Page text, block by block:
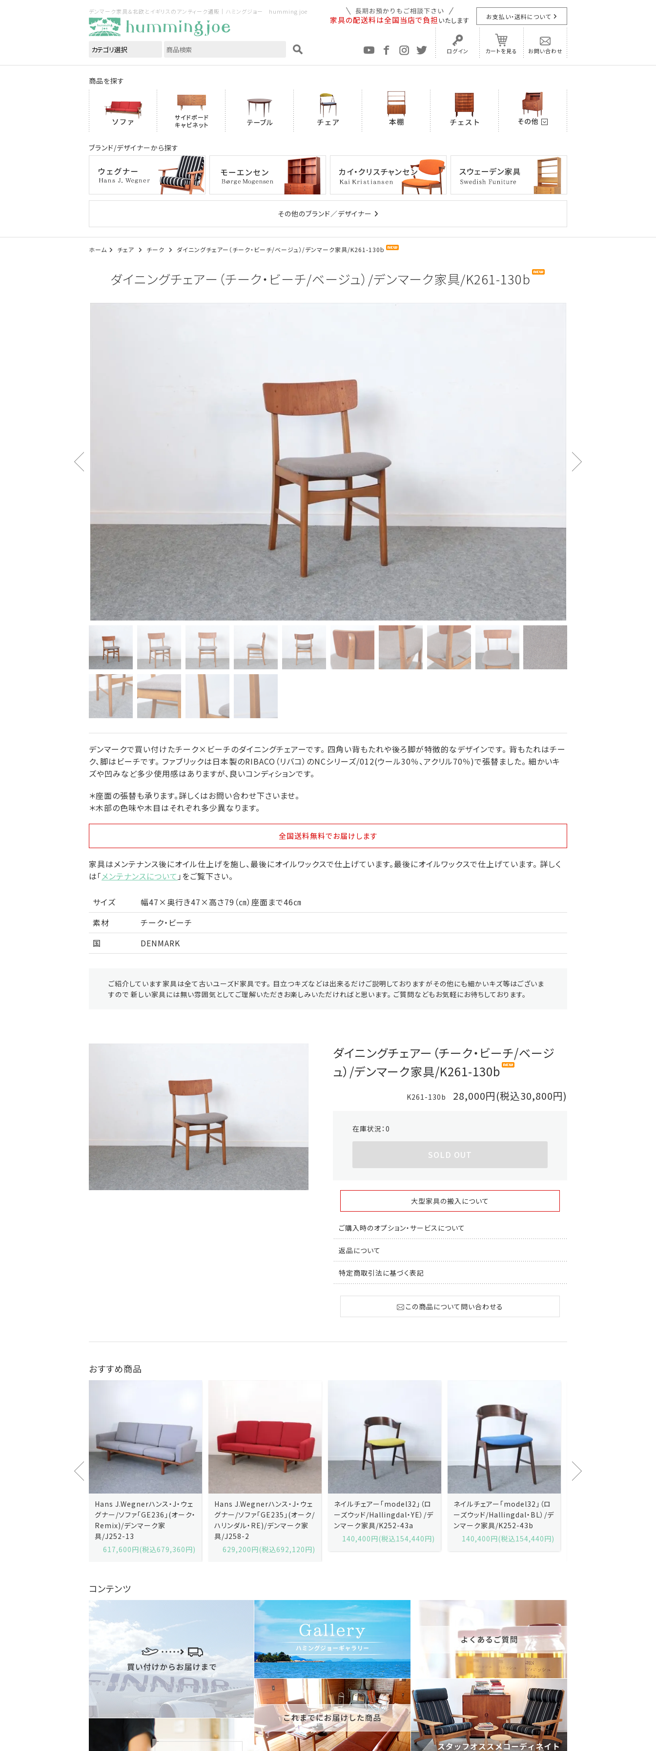
デンマーク家具＆北欧とイギリスのアンティーク通販｜ハミングジョー humming joe
家具の配送料は全国当店で負担 いたします お支払い・送料について
ログイン カートを見る お問い合わせ
商品を探す
ブランド/デザイナーから探す
その他のブランド／デザイナー
ホーム チェア チーク ダイニングチェアー（チーク・ビーチ/ベージュ）/デンマーク家具/K261-130b
ダイニングチェアー（チーク・ビーチ/ベージュ）/デンマーク家具/K261-130b
デンマークで買い付けたチーク×ビーチのダイニングチェアーです。 四角い背もたれや後ろ脚が特徴的なデザインです。 背もたれはチー
ク、脚はビーチです。 ファブリックは日本製のRIBACO（リバコ）のNCシリーズ/012(ウール30％、アクリル70％)で張替ました。 細かいキ
ズや凹みなど多少使用感はありますが、良いコンディションです。
＊座面の張替も承ります。詳しくはお問い合わせ下さいませ。
＊木部の色味や木目はそれぞれ多少異なります。
全国送料無料でお届けします
家具はメンテナンス後にオイル仕上げを施し、最後にオイルワックスで仕上げています。最後にオイルワックスで仕上げています。 詳しく
は「メンテナンスについて 」をご覧下さい。
サイズ
幅47×奥行き47×高さ79（㎝）座面まで46㎝
素材
チーク・ビーチ
国
DENMARK
ご紹介しています家具は全て古いユーズド家具です。 目立つキズなどは出来るだけご説明しておりますがその他にも細かいキズ等はございま
すので 新しい家具には無い雰囲気としてご理解いただきお楽しみいただければと思います。 ご質問などもお気軽にお待ちしております。
ダイニングチェアー（チーク・ビーチ/ベージ
ュ）/デンマーク家具/K261-130b
K261-130b 28,000円(税込30,800円)
在庫状況： 0
SOLD OUT
大型家具の搬入について
ご購入時のオプション・サービスについて
返品について
特定商取引法に基づく表記
この商品について問い合わせる
おすすめ商品
Hans J.Wegnerハンス・J・ウェ
グナー/ソファ「GE235」(オーク/
ハリンダル・RE)/デンマーク家
具/J258-2
629,200円(税込692,120円)
ネイルチェアー「model32」（ロ
ーズウッド/Hallingdal・YE）/デ
ンマーク家具/K252-43a
140,400円(税込154,440円)
ネイルチェアー「model32」（ロ
ーズウッド/Hallingdal・BL）/デ
ンマーク家具/K252-43b
140,400円(税込154,440円)
Kai Kristiansenカイ・クリスチ
ャンセン/ダイニングチェアー
「No.42」（ローズウッド・レザー
黒）/デンマーク家具/J252-57j
コンテンツ